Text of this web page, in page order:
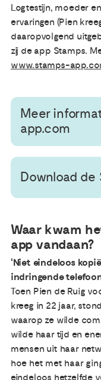
Logtestijn, moeder
ervaringen (Pien
daaropvolgend
zij de app Stamps.
www.stamps-
Meer
app.com
Download de
Waar kwam
app vandaan?
‘Niet eindeloos
indringende
Toen Pien de Ruig
kreeg in 22 jaar,
waarop ze wilde
wilde haar tijd en
mensen uit haar
hoe het met haar
eindeloos hetzelfde